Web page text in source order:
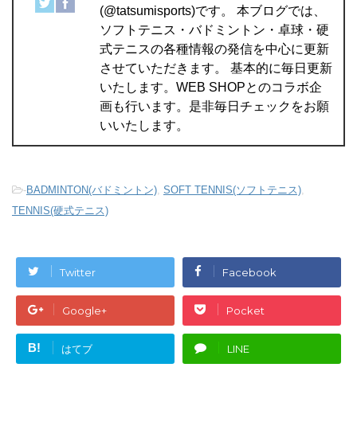
(@tatsumisports)です。 本ブログでは、
ソフトテニス・バドミントン・卓球・硬
式テニスの各種情報の発信を中心に更新
させていただきます。 基本的に毎日更新
いたします。WEB SHOPとのコラボ企
画も行います。是非毎日チェックをお願
いいたします。
-BADMINTON(バドミントン), SOFT TENNIS(ソフトテニス),
TENNIS(硬式テニス)
Twitter Facebook
Google+ Pocket
B! はてブ LINE